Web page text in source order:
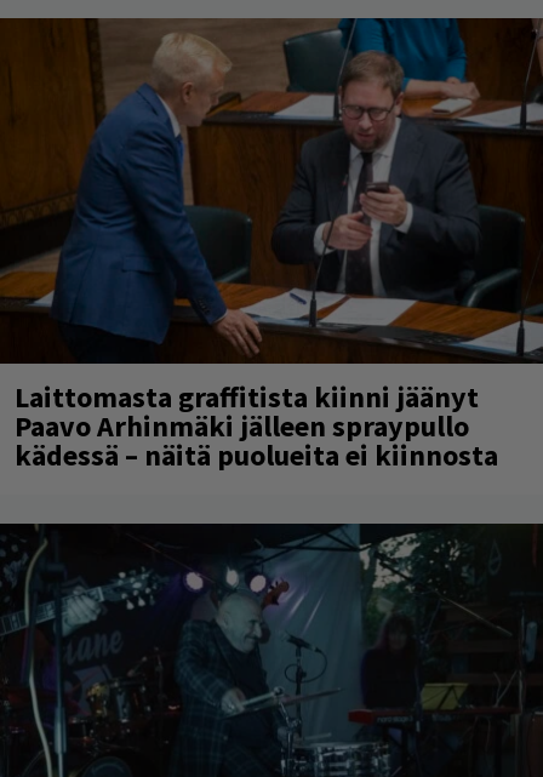
Laittomasta graffitista kiinni jäänyt
Paavo Arhinmäki jälleen spraypullo
kädessä – näitä puolueita ei kiinnosta